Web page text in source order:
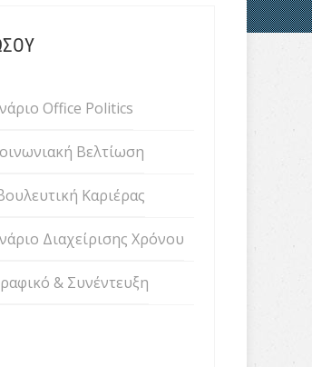
Office Politics
Βελτίωση
Καριέρας
Διαχείρισης Χρόνου
& Συνέντευξη